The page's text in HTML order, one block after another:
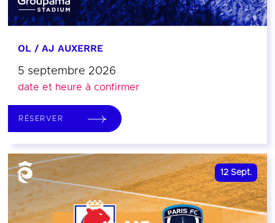
OL / AJ AUXERRE
5 septembre 2026
date et heure à confirmer
RÉSERVER
12 Sept.